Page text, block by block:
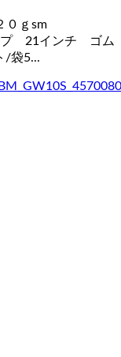
０ｇsm
21インチ ゴム
/袋5...